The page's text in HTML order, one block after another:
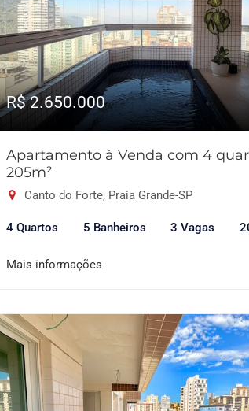
R$ 2.650.000
Apartamento à Venda com 4
205m²
Canto do Forte, Praia Grande-SP
4 Quartos 5 Banheiros 3 Vagas
Mais informações